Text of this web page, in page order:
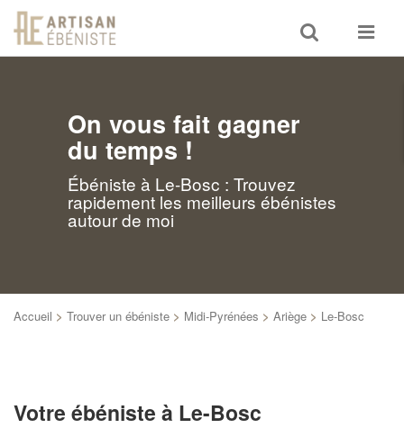
Toggle
search
Toggle
On vous fait gagner
du temps !
Ébéniste à Le-Bosc : Trouvez
rapidement les meilleurs ébénistes
autour de moi
Accueil > Trouver un ébéniste > Midi-Pyrénées > Ariège > Le-Bosc
Votre ébéniste à Le-Bosc